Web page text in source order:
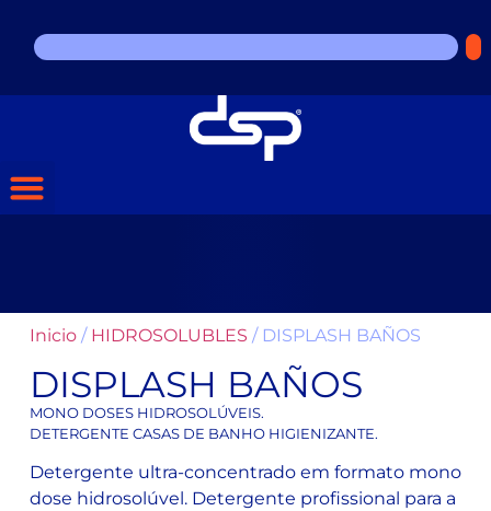
Inicio/ HIDROSOLUBLES / DISPLASH BAÑOS
DISPLASH BAÑOS
MONO DOSES HIDROSOLÚVEIS.
DETERGENTE CASAS DE BANHO HIGIENIZANTE.
Detergente ultra-concentrado em formato mono
dose hidrosolúvel. Detergente profissional para a